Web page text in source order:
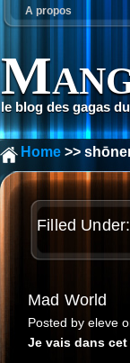
A propos
le blog des gagas
Home >>
Filled
Mad World
Posted by eleve
Je vais dans